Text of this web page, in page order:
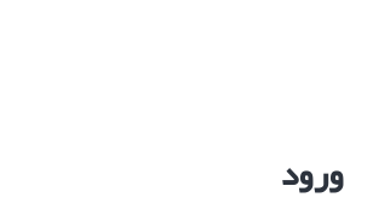
ورود